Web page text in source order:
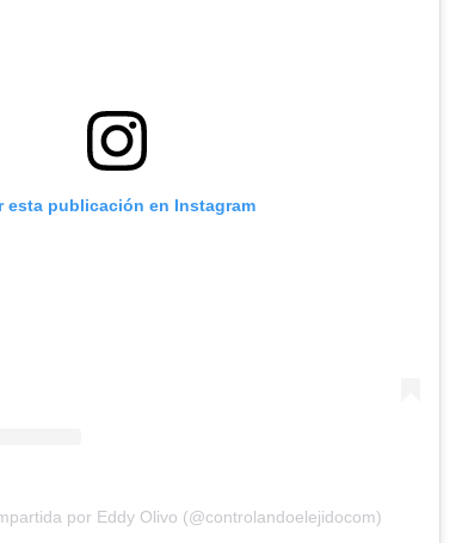
esta publicación en Instagram
por Eddy Olivo (@controlandoelejidocom)